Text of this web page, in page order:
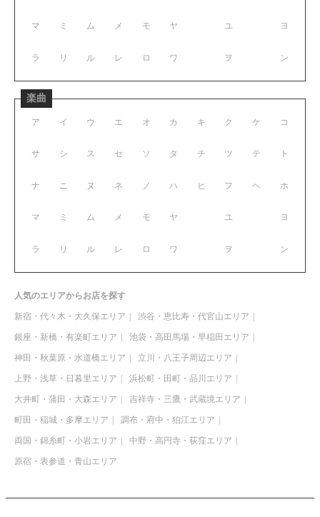
マ ミ ム メ モ
ラ リ ル レ ロ
ヤ ユ ヨ
ワ ヲ ン
楽曲
ア イ ウ エ オ
サ シ ス セ ソ
ナ ニ ヌ ネ ノ
マ ミ ム メ モ
ラ リ ル レ ロ
カ キ ク ケ コ
タ チ ツ テ ト
ハ ヒ フ ヘ ホ
ヤ ユ ヨ
ワ ヲ ン
人気のエリアからお店を探す
新宿・代々木・大久保エリア 渋谷・恵比寿・代官山エリア
銀座・新橋・有楽町エリア 池袋・高田馬場・早稲田エリア
神田・秋葉原・水道橋エリア 立川・八王子周辺エリア
上野・浅草・日暮里エリア 浜松町・田町・品川エリア
大井町・蒲田・大森エリア 吉祥寺・三鷹・武蔵境エリア
町田・稲城・多摩エリア 調布・府中・狛江エリア
両国・錦糸町・小岩エリア 中野・高円寺・荻窪エリア
原宿・表参道・青山エリア